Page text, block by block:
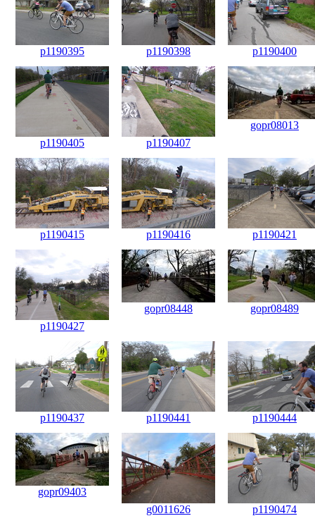
p1190395 p1190398 p1190400
p1190405 p1190407
gopr08013
p1190415 p1190416 p1190421
p1190427
gopr08448 gopr08489
p1190437 p1190441 p1190444
gopr09403
g0011626
p1190474